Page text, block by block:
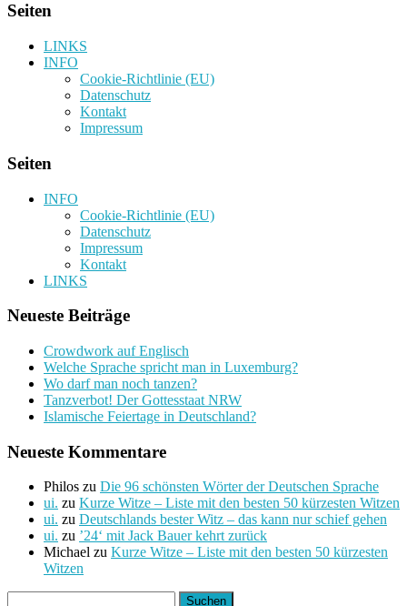
Seiten
LINKS
INFO
Cookie-Richtlinie (EU)
Datenschutz
Kontakt
Impressum
Seiten
INFO
Cookie-Richtlinie (EU)
Datenschutz
Impressum
Kontakt
LINKS
Neueste Beiträge
Crowdwork auf Englisch
Welche Sprache spricht man in Luxemburg?
Wo darf man noch tanzen?
Tanzverbot! Der Gottesstaat NRW
Islamische Feiertage in Deutschland?
Neueste Kommentare
Philos zu Die 96 schönsten Wörter der Deutschen Sprache
ui. zu Kurze Witze – Liste mit den besten 50 kürzesten Witzen
ui. zu Deutschlands bester Witz – das kann nur schief gehen
ui. zu ’24‘ mit Jack Bauer kehrt zurück
Michael zu Kurze Witze – Liste mit den besten 50 kürzesten
Witzen